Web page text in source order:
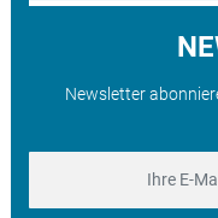
Newsletter